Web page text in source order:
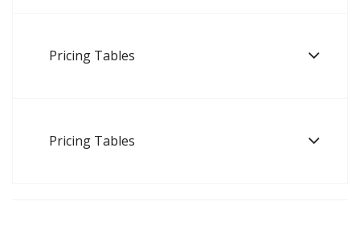
Pricing Tables
Pricing Tables